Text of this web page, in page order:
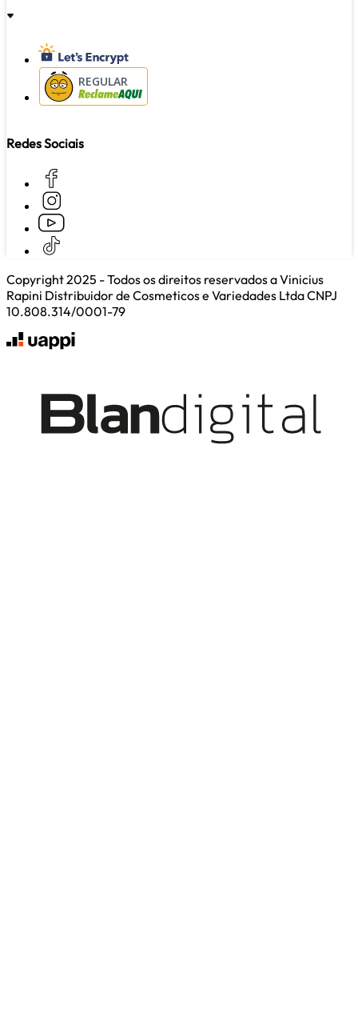
REGULAR
Redes Sociais
Copyright 2025 - Todos os direitos reservados a Vinicius
Rapini Distribuidor de Cosmeticos e Variedades Ltda CNPJ
10.808.314/0001-79